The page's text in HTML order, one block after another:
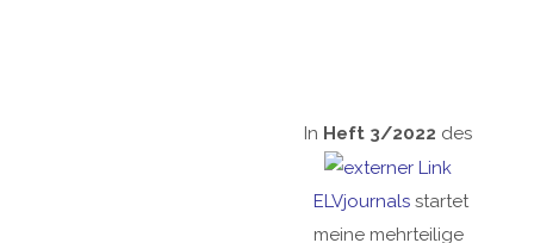
In Heft 3/2022 des
ELVjournalsstartet
meine mehrteilige